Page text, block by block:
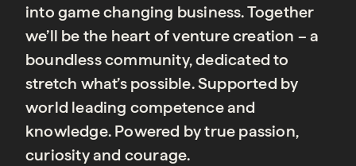
into game changing business. Together
we’ll be the heart of venture creation – a
boundless community, dedicated to
stretch what’s possible. Supported by
world leading competence and
knowledge. Powered by true passion,
curiosity and courage.